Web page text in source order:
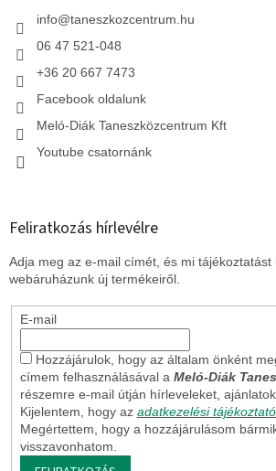
info@taneszkozcentrum.hu
06 47 521-048
+36 20 667 7473
Facebook oldalunk
Meló-Diák Taneszközcentrum Kft
Youtube csatornánk
Feliratkozás hírlevélre
Adja meg az e-mail címét, és mi tájékoztatást
webáruházunk új termékeiről.
E-mail
Hozzájárulok, hogy az általam önként
címem felhasználásával a Meló-Diák
részemre e-mail útján hírleveleket,
Kijelentem, hogy az adatkezelési
Megértettem, hogy a hozzájárulásom
visszavonhatom.